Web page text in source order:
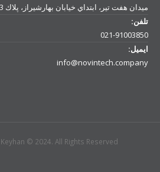
میدان هفت تیر، ابتداي خیابان بهارشیراز، پلاك 203، واحد 6
تلفن:
021-91003850
ایمیل:
info@novintech.company
© 2024. All Rights Reserved.